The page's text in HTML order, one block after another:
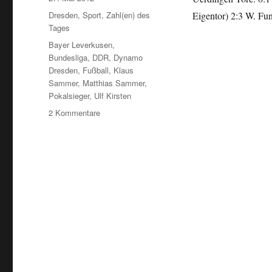
Eigentor) 2:3 W.
am
Kategorien
Dresden,Sport,Zahl(en) des
Tages
Schlagwörter
Bayer Leverkusen,
Bundesliga, DDR, Dynamo
Dresden, Fußball, Klaus
Sammer, Matthias Sammer,
Pokalsieger, Ulf Kirsten
2 Kommentarezu